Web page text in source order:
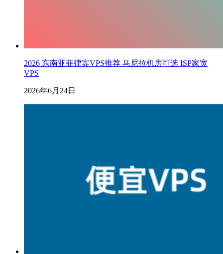
2026 东南亚菲律宾VPS推荐 马尼拉机房可选 ISP家宽
VPS
2026年6月24日